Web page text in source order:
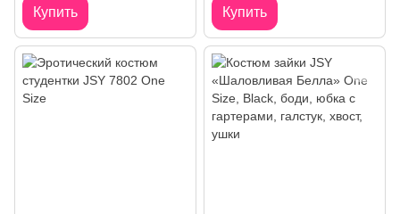
жабо
Купить Купить